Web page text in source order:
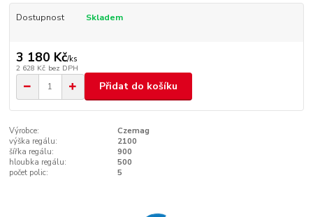
Dostupnost Skladem
3 180 Kč/ks
2 628 Kč bez DPH
Přidat do košíku
Výrobce:
Czemag
výška regálu:
2100
šířka regálu:
900
hloubka regálu:
500
počet polic:
5